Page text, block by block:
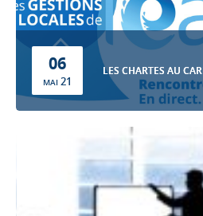
06
MAI 21
LES CHARTES AU